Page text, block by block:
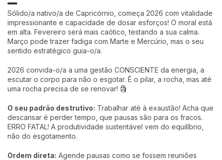
Sólido/a nativo/a de Capricórnio, começa 2026 com vitalidade
impressionante e capacidade de dosar esforços! O moral está
em alta. Fevereiro será mais caótico, testando a sua calma.
Março pode trazer fadiga com Marte e Mercúrio, mas o seu
sentido estratégico guia-o/a.
2026 convida-o/a a uma gestão CONSCIENTE da energia, a
escutar o corpo para não o esgotar. É o pilar, a rocha, mas até
uma rocha precisa de se renovar! 🗿
O seu padrão destrutivo: Trabalhar até à exaustão! Acha que
descansar é perder tempo, que pausas são para os fracos.
ERRO FATAL! A produtividade sustentável vem do equilíbrio,
não do esgotamento.
Ordem direta: Agende pausas como se fossem reuniões